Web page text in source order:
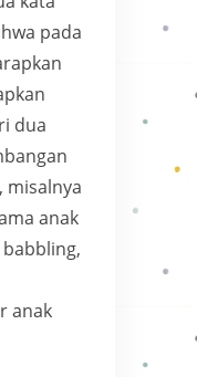
pada
dua
anak
anak